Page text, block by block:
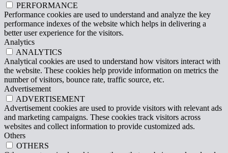
PERFORMANCE
Performance cookies are used to understand and analyze the key
performance indexes of the website which helps in delivering a
better user experience for the visitors.
Analytics
ANALYTICS
Analytical cookies are used to understand how visitors interact with
the website. These cookies help provide information on metrics the
number of visitors, bounce rate, traffic source, etc.
Advertisement
ADVERTISEMENT
Advertisement cookies are used to provide visitors with relevant ads
and marketing campaigns. These cookies track visitors across
websites and collect information to provide customized ads.
Others
OTHERS